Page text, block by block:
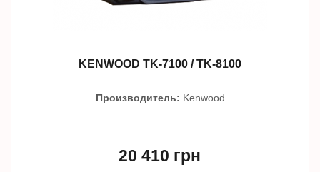
KENWOOD TK-7100 / TK-8100
Производитель: Kenwood
20 410 грн